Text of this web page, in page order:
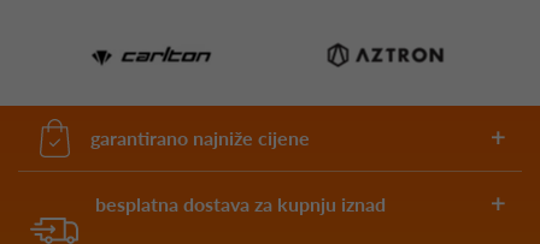
garantirano najniže cijene
besplatna dostava za kupnju iznad